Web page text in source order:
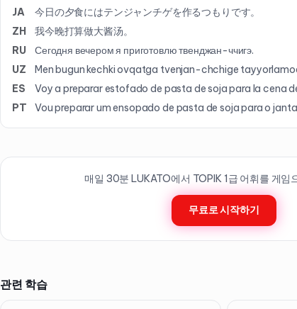
JA
今日の夕食にはテンジャンチゲを作るつもりです。
ZH
我今晚打算做大酱汤。
RU
Сегодня вечером я приготовлю твенджан-ччигэ.
UZ
Men bugun kechki ovqatga tvenjan-chchige
ES
Voy a preparar estofado de pasta de soja para la cena
PT
Vou preparar um ensopado de pasta de soja para o
매일 30분 LUKATO에서 TOPIK 1급 어휘를 게임
무료로 시작하기
관련 학습